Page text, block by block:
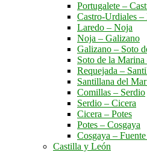
Portugalete –
Castro-Urdiales –
Laredo – Noja
Noja – Galizano
Galizano – Soto
Soto de la Marina
Requejada –
Santillana del
Comillas – Serdio
Serdio – Cicera
Cicera – Potes
Potes – Cosgaya
Cosgaya –
Castilla y León